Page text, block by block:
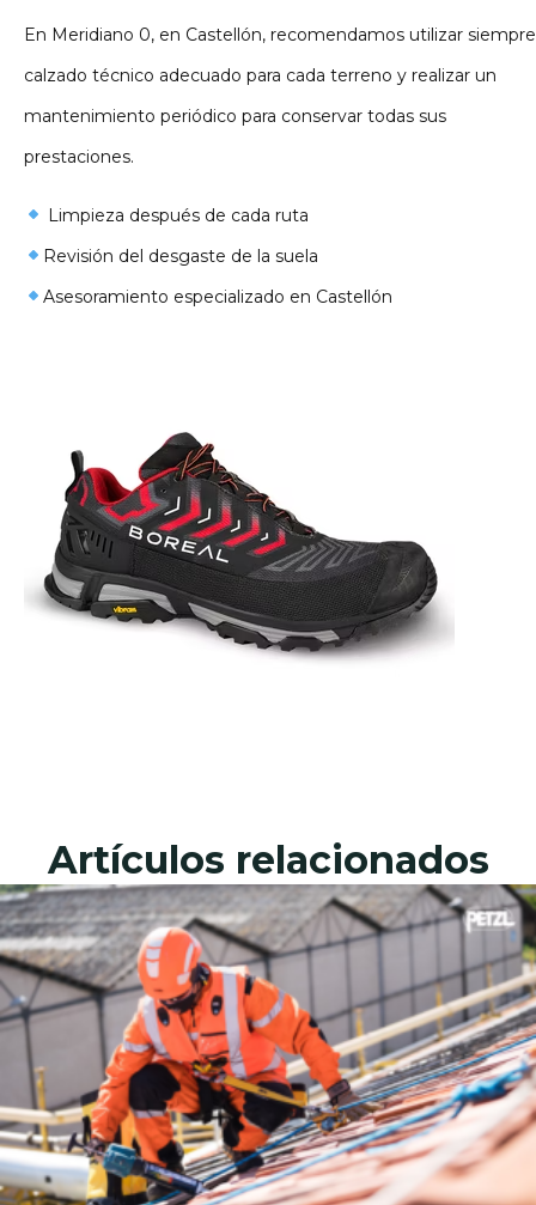
En Meridiano 0, en Castellón, recomendamos utilizar siempre
calzado técnico adecuado para cada terreno y realizar un
mantenimiento periódico para conservar todas sus
prestaciones.
Limpieza después de cada ruta
Revisión del desgaste de la suela
Asesoramiento especializado en Castellón
Artículos relacionados